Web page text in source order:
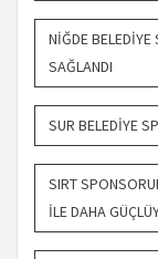
NIĞDE
SAĞLANDI
SUR BELEDIYE
SIRT
ILE DAHA